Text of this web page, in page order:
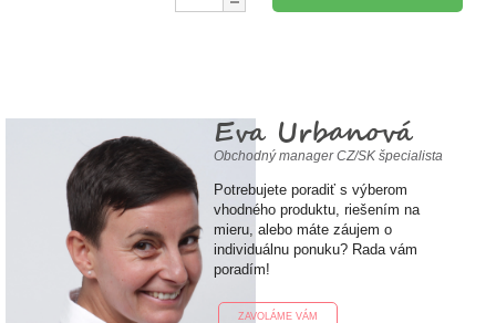
Eva Urbanová
Obchodný manager CZ/SK špecialista
Potrebujete poradiť s výberom
vhodného produktu, riešením na
mieru, alebo máte záujem o
individuálnu ponuku? Rada vám
poradím!
ZAVOLÁME VÁM